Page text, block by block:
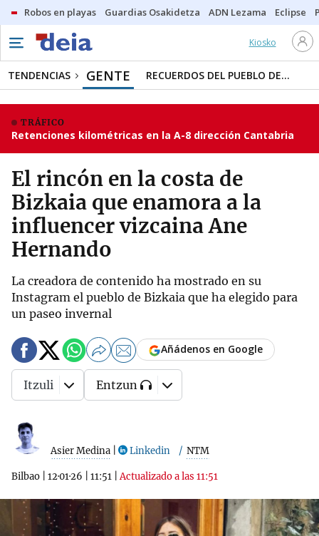
Robos en playas Guardias Osakidetza ADN Lezama Eclipse
Kiosko
TENDENCIAS GENTE RECUERDOS DEL PUEBLO DE...
TRÁFICO
Retenciones kilométricas en la A-8 dirección Cantabria
El rincón en la costa de
Bizkaia que enamora a la
influencer vizcaina Ane
Hernando
La creadora de contenido ha mostrado en su
Instagram el pueblo de Bizkaia que ha elegido para
un paseo invernal
Asier Medina Linkedin NTM
Bilbao 12·01·26 11:51 |Actualizado a las 11:51
Añádenos en Google
Itzuli Entzun